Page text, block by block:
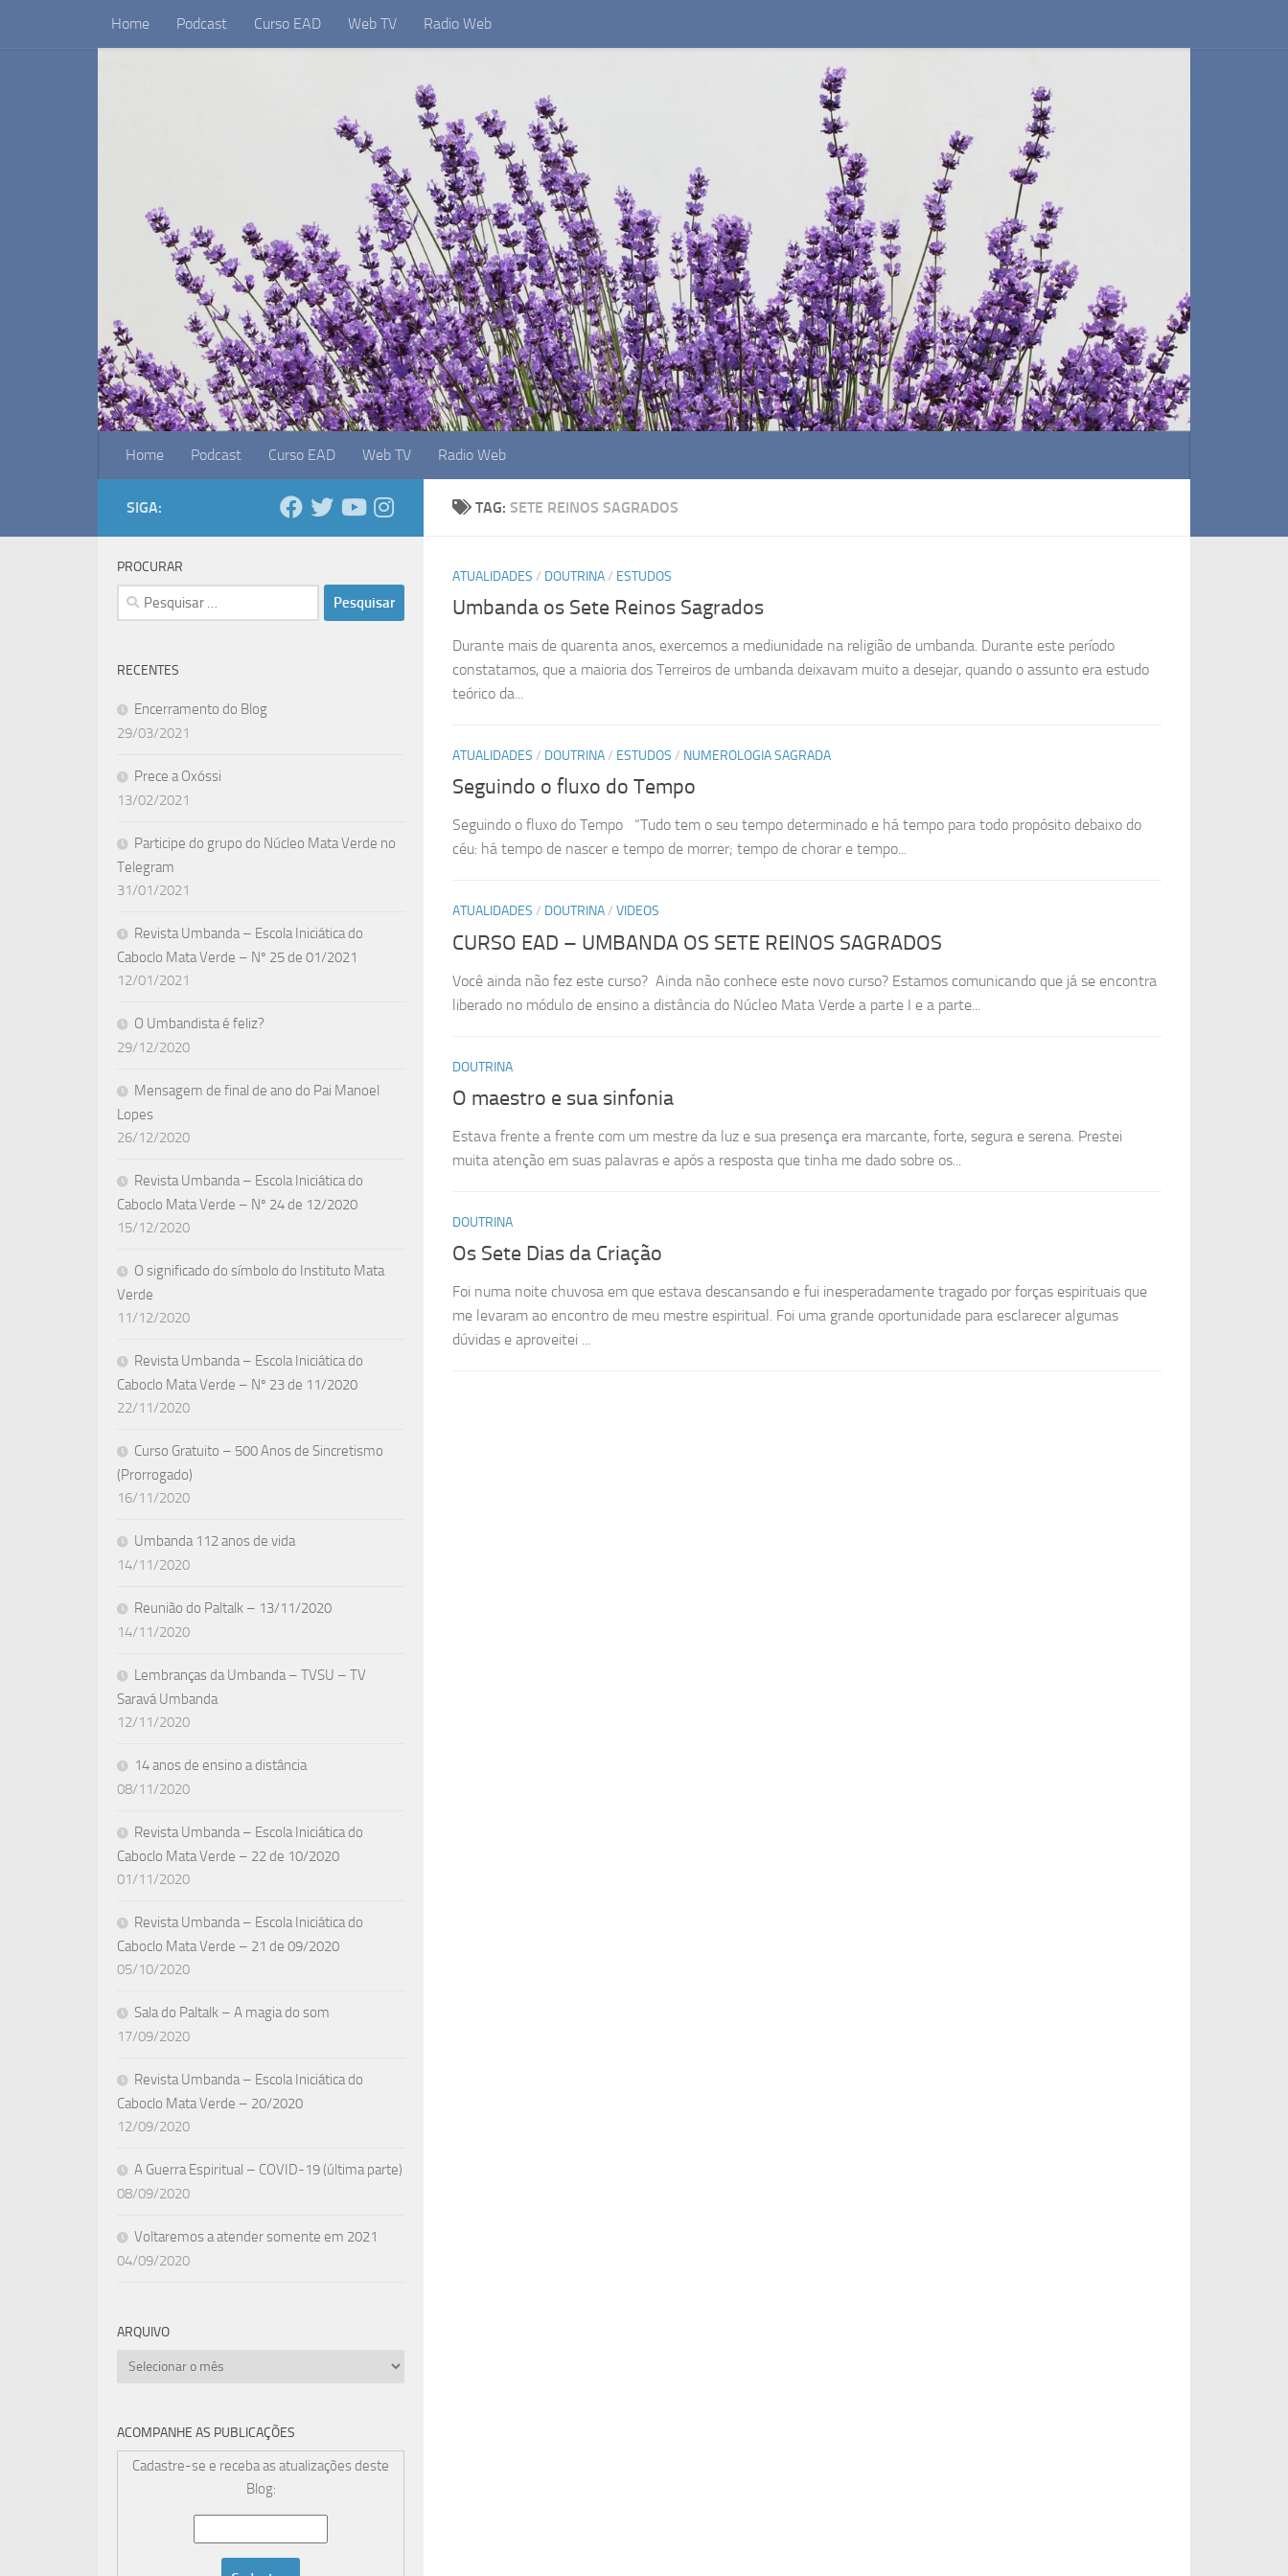
Skip to contentHome Podcast Curso EAD Web TV Radio Web
Home Podcast Curso EAD Web TV Radio Web
TAG: SETE REINOS SAGRADOS
ATUALIDADES / DOUTRINA/ ESTUDOS
Umbanda os Sete Reinos Sagrados
Durante mais de quarenta anos, exercemos a mediunidade na religião de umbanda. Durante este período
constatamos, que a maioria dos Terreiros de umbanda deixavam muito a desejar, quando o assunto era estudo
teórico da...
ATUALIDADES / DOUTRINA/ ESTUDOS / NUMEROLOGIA SAGRADA
Seguindo o fluxo do Tempo
Seguindo o fluxo do Tempo “Tudo tem o seu tempo determinado e há tempo para todo propósito debaixo do
céu: há tempo de nascer e tempo de morrer; tempo de chorar e tempo...
ATUALIDADES / DOUTRINA/ VIDEOS
CURSO EAD – UMBANDA OS SETE REINOS SAGRADOS
Você ainda não fez este curso? Ainda não conhece este novo curso? Estamos comunicando que já se encontra
liberado no módulo de ensino a distância do Núcleo Mata Verde a parte I e a parte...
DOUTRINA
O maestro e sua sinfonia
Estava frente a frente com um mestre da luz e sua presença era marcante, forte, segura e serena. Prestei
muita atenção em suas palavras e após a resposta que tinha me dado sobre os...
DOUTRINA
Os Sete Dias da Criação
Foi numa noite chuvosa em que estava descansando e fui inesperadamente tragado por forças espirituais que
me levaram ao encontro de meu mestre espiritual. Foi uma grande oportunidade para esclarecer algumas
dúvidas e aproveitei ...
SIGA:
PROCURAR
Pesquisar
por:
RECENTES
Encerramento do Blog
29/03/2021
Prece a Oxóssi
13/02/2021
Participe do grupo do Núcleo Mata Verde no
Telegram
31/01/2021
Revista Umbanda – Escola Iniciática do
Caboclo Mata Verde – Nº 25 de 01/2021
12/01/2021
O Umbandista é feliz?
29/12/2020
Mensagem de final de ano do Pai Manoel
Lopes
26/12/2020
Revista Umbanda – Escola Iniciática do
Caboclo Mata Verde – Nº 24 de 12/2020
15/12/2020
O significado do símbolo do Instituto Mata
Verde
11/12/2020
Revista Umbanda – Escola Iniciática do
Caboclo Mata Verde – Nº 23 de 11/2020
22/11/2020
Curso Gratuito – 500 Anos de Sincretismo
(Prorrogado)
16/11/2020
Umbanda 112 anos de vida
14/11/2020
Reunião do Paltalk – 13/11/2020
14/11/2020
Lembranças da Umbanda – TVSU – TV
Saravá Umbanda
12/11/2020
14 anos de ensino a distância
08/11/2020
Revista Umbanda – Escola Iniciática do
Caboclo Mata Verde – 22 de 10/2020
01/11/2020
Revista Umbanda – Escola Iniciática do
Caboclo Mata Verde – 21 de 09/2020
05/10/2020
Sala do Paltalk – A magia do som
17/09/2020
Revista Umbanda – Escola Iniciática do
Caboclo Mata Verde – 20/2020
12/09/2020
A Guerra Espiritual – COVID-19 (última parte)
08/09/2020
Voltaremos a atender somente em 2021
04/09/2020
ARQUIVO
Arquivo
ACOMPANHE AS PUBLICAÇÕES
Cadastre-se e receba as atualizações deste
Blog: